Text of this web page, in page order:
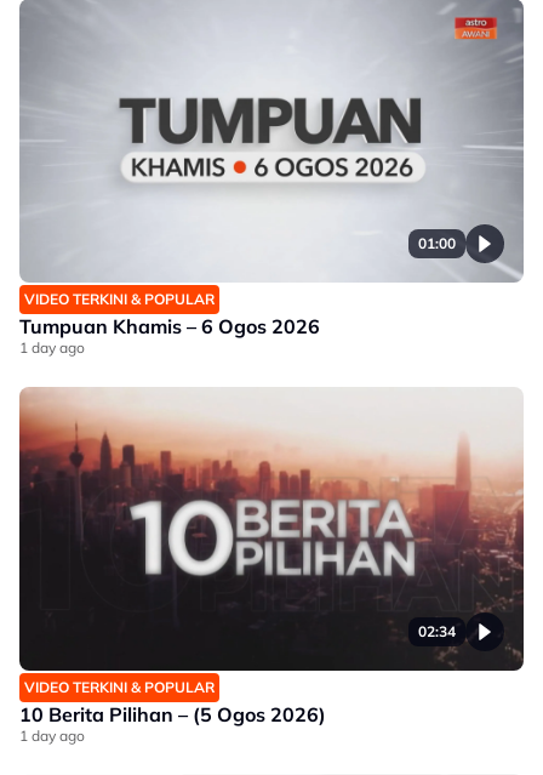
01:00
VIDEO TERKINI & POPULAR
Tumpuan Khamis – 6 Ogos 2026
1 day ago
02:34
VIDEO TERKINI & POPULAR
10 Berita Pilihan – (5 Ogos 2026)
1 day ago